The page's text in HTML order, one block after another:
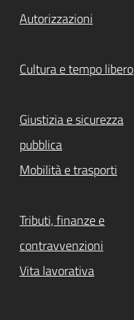
Autorizzazioni
Cultura e tempo libero
Giustizia e sicurezza
pubblica
Mobilità e trasporti
Tributi, finanze e
contravvenzioni
Vita lavorativa